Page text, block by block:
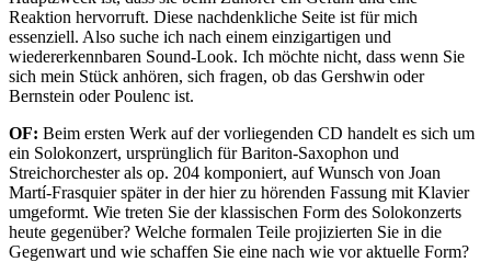
Reaktion hervorruft. Diese nachdenkliche Seite ist für mich
essenziell. Also suche ich nach einem einzigartigen und
wiedererkennbaren Sound-Look. Ich möchte nicht, dass wenn Sie
sich mein Stück anhören, sich fragen, ob das Gershwin oder
Bernstein oder Poulenc ist.
OF: Beim ersten Werk auf der vorliegenden CD handelt es sich um
ein Solokonzert, ursprünglich für Bariton-Saxophon und
Streichorchester als op. 204 komponiert, auf Wunsch von Joan
Martí-Frasquier später in der hier zu hörenden Fassung mit Klavier
umgeformt. Wie treten Sie der klassischen Form des Solokonzerts
heute gegenüber? Welche formalen Teile projizierten Sie in die
Gegenwart und wie schaffen Sie eine nach wie vor aktuelle Form?